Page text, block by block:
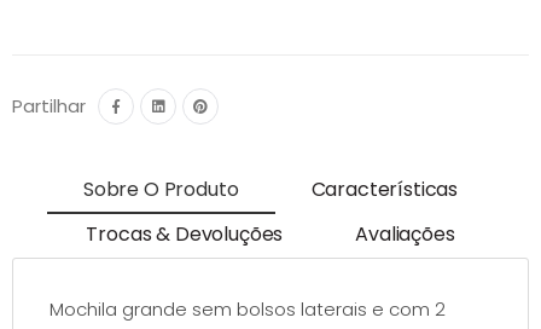
Partilhar
Sobre O Produto
Características
Trocas & Devoluções
Avaliações
Mochila grande sem bolsos laterais e com 2